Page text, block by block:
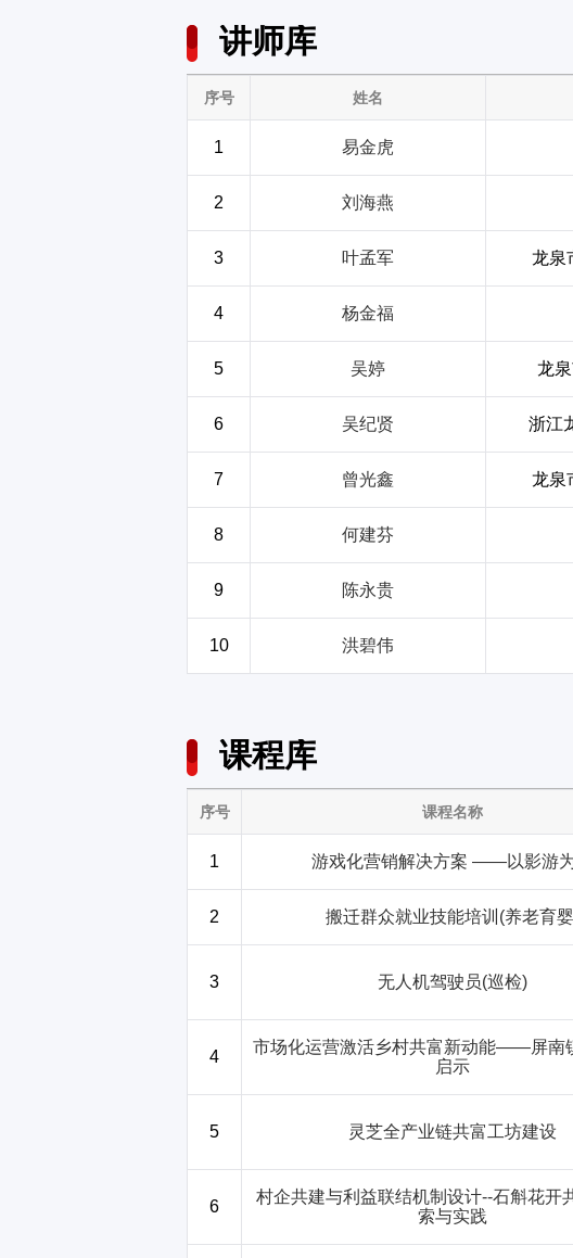
讲师库
序号 姓名
1 易金虎
2 刘海燕
3 叶孟军 龙泉
4 杨金福
5 吴婷 龙
6 吴纪贤 浙江
7 曾光鑫 龙泉
8 何建芬
9 陈永贵
10 洪碧伟
课程库
序号 课程名称
1 游戏化营销解决方案 ——以影游
2 搬迁群众就业技能培训(养老育
3 无人机驾驶员(巡检)
4
市场化运营激活乡村共富新动能——屏南
启示
5 灵芝全产业链共富工坊建设
6
村企共建与利益联结机制设计--石斛花开
索与实践